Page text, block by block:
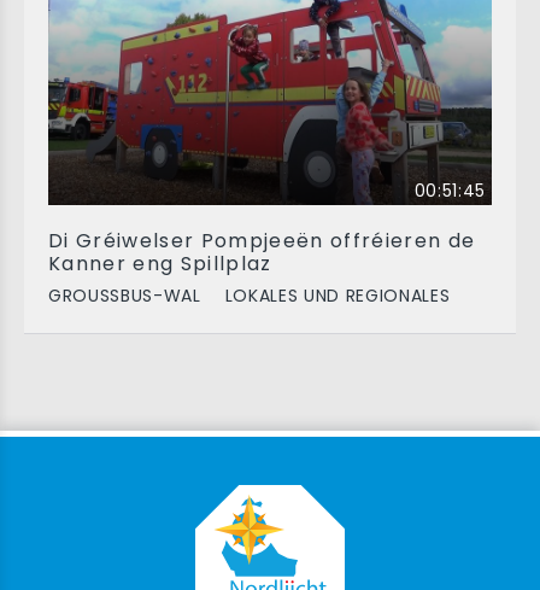
00:51:45
Di Gréiwelser Pompjeeën offréieren de
Kanner eng Spillplaz
GROUSSBUS-WAL LOKALES UND REGIONALES